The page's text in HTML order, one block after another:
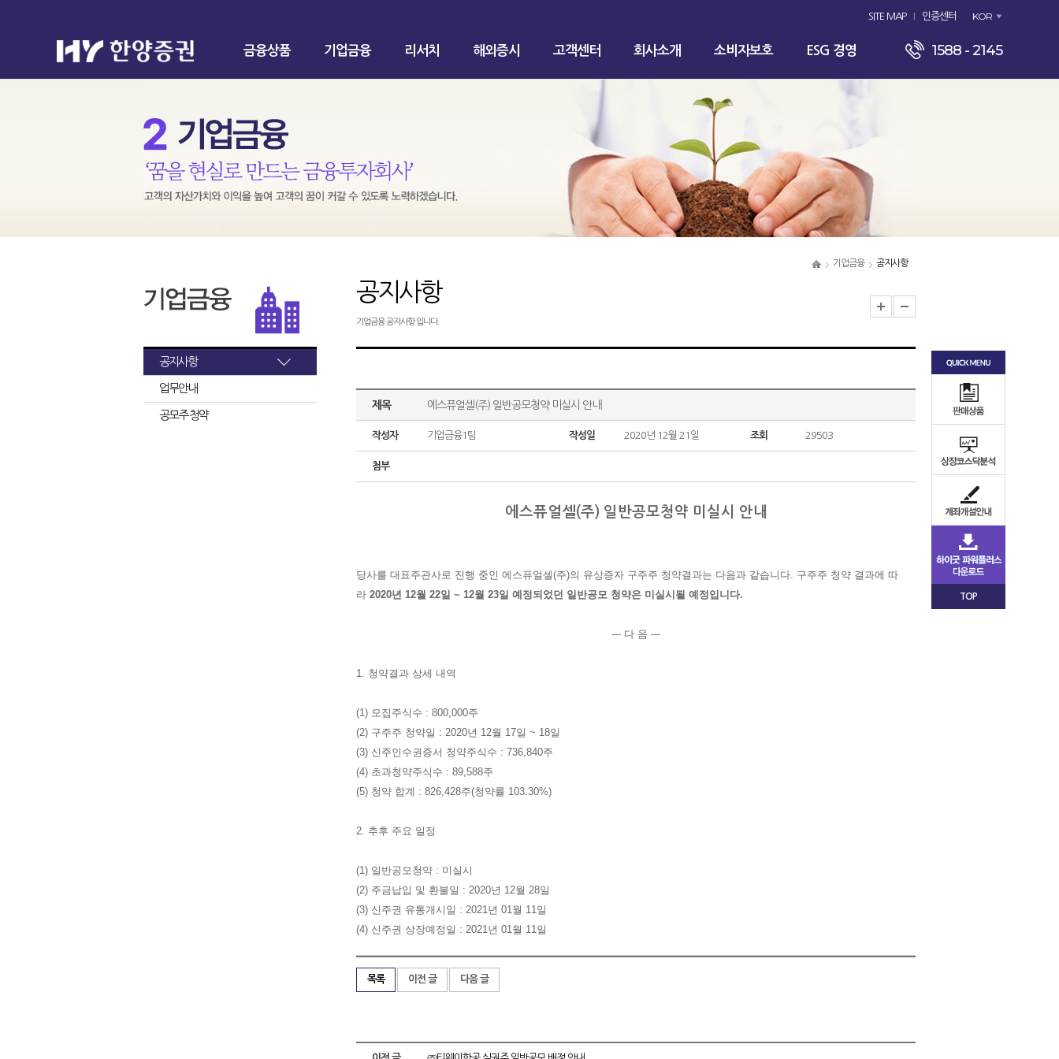
SITE MAP 인증센터 KOR
금융상품 기업금융 리서치 해외증시 고객센터 회사소개 소비자보호 ESG 경영 1588 - 2145
기업금융 공지사항
공지사항
업무안내
공모주 청약
공지사항
기업금융 공지사항 입니다.
제목 에스퓨얼셀(주) 일반공모청약 미실시 안내
작성자 기업금융1팀 작성일 2020년 12월 21일 조회 29503
첨부
에스퓨얼셀(주) 일반공모청약 미실시 안내
당사를 대표주관사로 진행 중인 에스퓨얼셀(주)의 유상증자 구주주 청약결과는 다음과 같습니다. 구주주 청약 결과에 따
라 2020년 12월 22일 ~ 12월 23일 예정되었던 일반공모 청약은 미실시될 예정입니다.
--- 다 음 ---
1. 청약결과 상세 내역
(1) 모집주식수 : 800,000주
(2) 구주주 청약일 : 2020년 12월 17일 ~ 18일
(3) 신주인수권증서 청약주식수 : 736,840주
(4) 초과청약주식수 : 89,588주
(5) 청약 합계 : 826,428주(청약률 103.30%)
2. 추후 주요 일정
(1) 일반공모청약 : 미실시
(2) 주금납입 및 환불일 : 2020년 12월 28일
(3) 신주권 유통개시일 : 2021년 01월 11일
(4) 신주권 상장예정일 : 2021년 01월 11일
목록 이전 글 다음 글
TOP